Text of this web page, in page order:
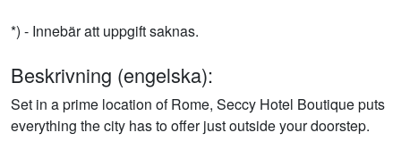
*) - Innebär att uppgift saknas.
Beskrivning (engelska):
Set in a prime location of Rome, Seccy Hotel Boutique puts
everything the city has to offer just outside your doorstep.